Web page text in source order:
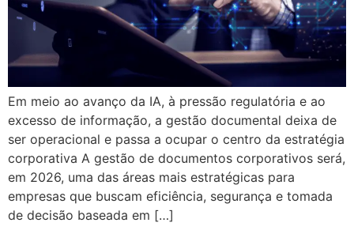
Em meio ao avanço da IA, à pressão regulatória e ao
excesso de informação, a gestão documental deixa de
ser operacional e passa a ocupar o centro da estratégia
corporativa A gestão de documentos corporativos será,
em 2026, uma das áreas mais estratégicas para
empresas que buscam eficiência, segurança e tomada
de decisão baseada em […]